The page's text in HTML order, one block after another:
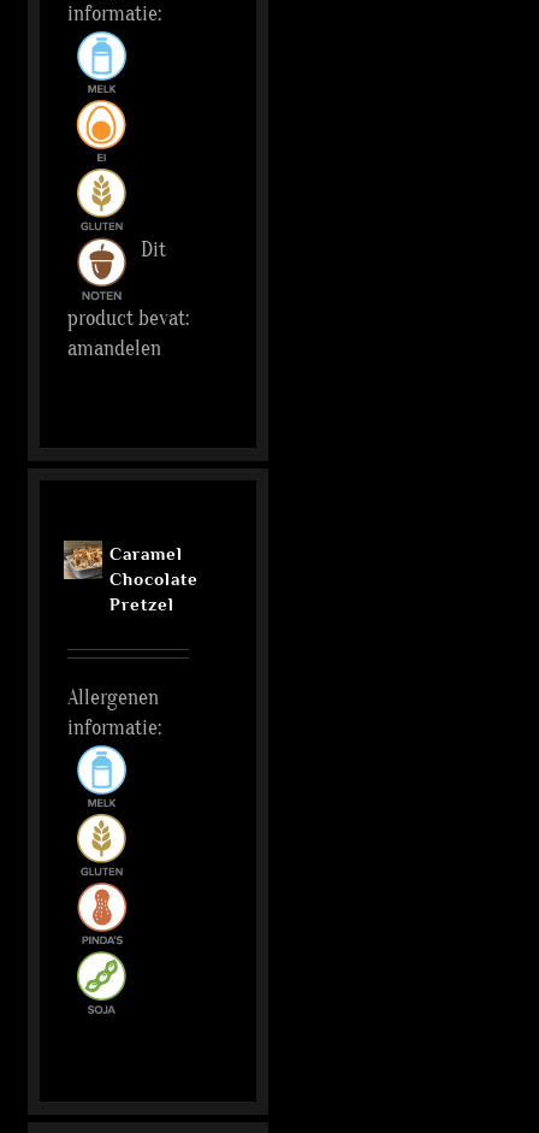
informatie:
Dit
product bevat:
amandelen
Caramel
Chocolate
Pretzel
Allergenen
informatie: